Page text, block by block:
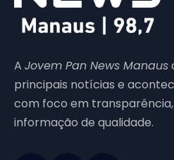
A Jovem Pan News Manaus
principais notícias e
com foco em
informação de qualidade.